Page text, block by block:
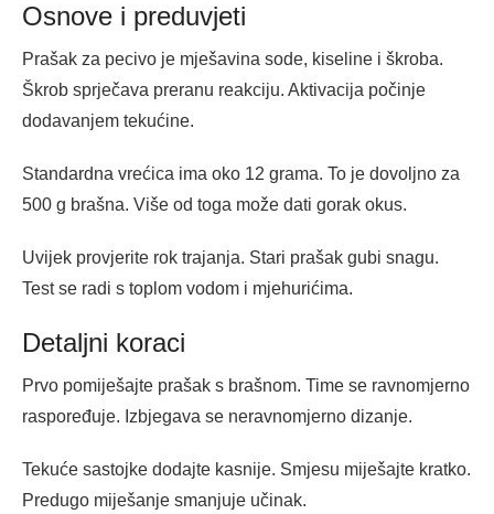
Osnove i preduvjeti
Prašak za pecivo je mješavina sode, kiseline i škroba.
Škrob sprječava preranu reakciju. Aktivacija počinje
dodavanjem tekućine.
Standardna vrećica ima oko 12 grama. To je dovoljno za
500 g brašna. Više od toga može dati gorak okus.
Uvijek provjerite rok trajanja. Stari prašak gubi snagu.
Test se radi s toplom vodom i mjehurićima.
Detaljni koraci
Prvo pomiješajte prašak s brašnom. Time se ravnomjerno
raspoređuje. Izbjegava se neravnomjerno dizanje.
Tekuće sastojke dodajte kasnije. Smjesu miješajte kratko.
Predugo miješanje smanjuje učinak.